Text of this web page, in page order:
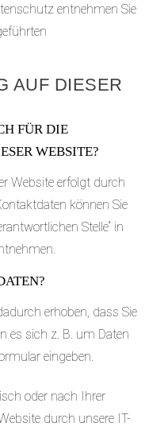
entnehmen Sie
AUF DIESER
FÜR DIE
WEBSITE?
Website erfolgt durch
können Sie
Stelle“ in
erhoben, dass Sie
es sich z. B. um Daten
eingeben.
oder nach Ihrer
durch unsere IT-